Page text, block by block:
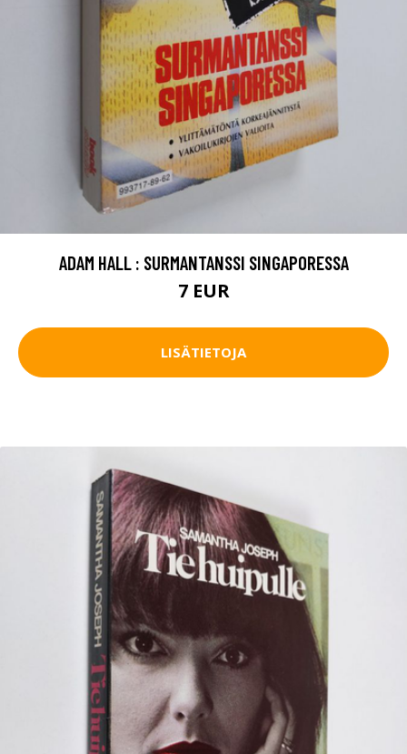
ADAM HALL : SURMANTANSSI SINGAPORESSA
7 EUR
LISÄTIETOJA